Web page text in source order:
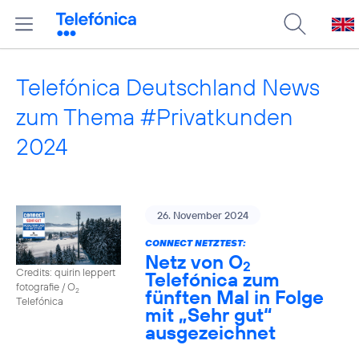
Telefónica Deutschland News
zum Thema #Privatkunden
2024
Credits: quirin leppert
fotografie / O2
Telefónica
26. November 2024
CONNECT NETZTEST:
Netz von O2
Telefónica zum
fünften Mal in Folge
mit „Sehr gut“
ausgezeichnet